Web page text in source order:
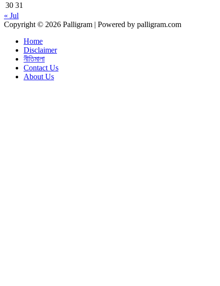
30 31
« Jul
Copyright © 2026 Palligram | Powered by palligram.com
Home
Disclaimer
নীতিমালা
Contact Us
About Us